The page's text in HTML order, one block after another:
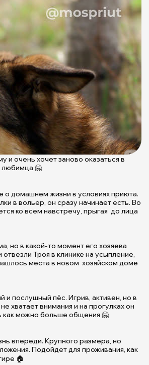
и очень хочет заново оказаться в
любимца 🤗
о домашнем жизни в условиях приюта.
в вольер, он сразу начинает есть. Во
ко всем навстречу, прыгая до лица
но в какой-то момент его хозяева
Троя в клинике на усыпление,
места в новом хозяйском доме
и послушный пёс. Игрив, активен, но в
хватает внимания и на прогулках он
как можно больше общения 🤗
впереди. Крупного размера, но
Подойдет для проживания, как
🏠